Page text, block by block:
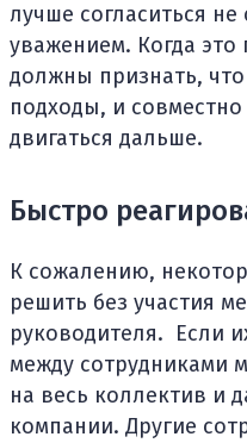
лучше согласиться не
уважением. Когда это
должны признать,
подходы, и
двигаться дальше.
Быстро
К сожалению,
решить без участия
руководителя. Если
между сотрудниками
на весь коллектив и
компании. Другие